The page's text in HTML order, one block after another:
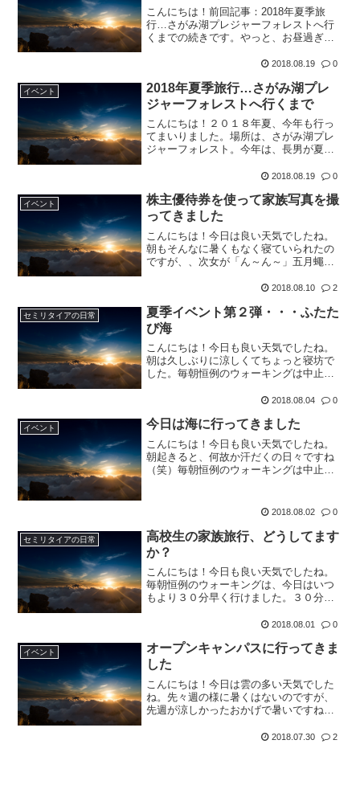
こんにちは！前回記事：2018年夏季旅
行…さがみ湖プレジャーフォレストへ行
くまでの続きです。やっと、お昼過ぎに
ん～、見た感じ昨年と変わってない
ノラマロッジへ向かいます。...
2018.08.19 0
イベント
2018年夏季旅行…さがみ湖プレ
ジャーフォレストへ行くまで
こんにちは！２０１８年夏、今年も行っ
てまいりました。場所は、さがみ湖プレ
ジャーフォレスト。今年は、長男が夏季
旅行です。今年も！？帰省ラッシュと重
Ｃまで高速で行くのですが...
2018.08.19 0
イベント
株主優待券を使って家族写真を撮
ってきました
こんにちは！今日は良い天気でしたね。
朝もそんなに暑くもなく寝ていられたの
ですが、、次女が「ん～ん～」五月蠅く
ウォーキングは、いつもより３０分位早
てますねって、、何時に家...
2018.08.10 2
セミリタイアの日常
夏季イベント第２弾・・・ふたた
び海
こんにちは！今日も良い天気でしたね。
朝は久しぶりに涼しくてちょっと寝坊で
した。毎朝恒例のウォーキングは中止で
うわけではありませんが、今日も妻のパ
お休みだったので、再び海...
2018.08.04 0
イベント 今日は海に行ってきました
こんにちは！今日も良い天気でしたね。
朝起きると、何故か汗だくの日々ですね
（笑）毎朝恒例のウォーキングは中止で
える名目でバスケお休み（笑）家にいて
2018.08.02 0
セミリタイアの日常
高校生の家族旅行、どうしてます
か？
こんにちは！今日も良い天気でしたね。
毎朝恒例のウォーキングは、今日はいつ
もより３０分早く行けました。３０分早
暑いですけどね(-_-;)ちなみに今日は２ｋ
ね。さて、我が家...
2018.08.01 0
イベント
オープンキャンパスに行ってきま
した
こんにちは！今日は雲の多い天気でした
ね。先々週の様に暑くはないのですが、
先週が涼しかったおかげで暑いですね
りに行ってきました。セミがガンガン鳴
2018.07.30 2